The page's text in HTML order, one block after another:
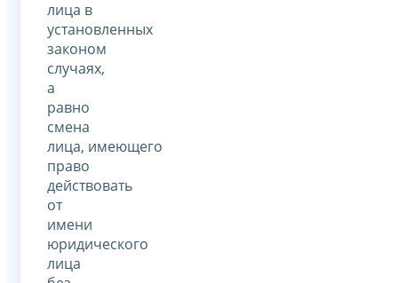
лица в
установленных
законом
случаях,
а
равно
смена
лица, имеющего
право
действовать
от
имени
юридического
лица